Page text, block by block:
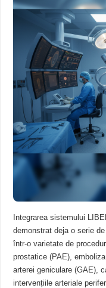
Integrarea sistemului
demonstrat deja o serie
într-o varietate de
prostatice (PAE),
arterei geniculare (GAE),
intervențiile arteriale